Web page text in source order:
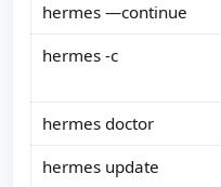
hermes —continue
hermes -c
hermes doctor
hermes update